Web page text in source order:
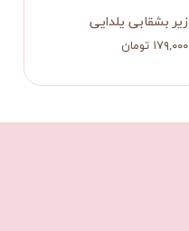
زیر بشقابی یلدایی
۱۷۹,۰۰۰ تومان